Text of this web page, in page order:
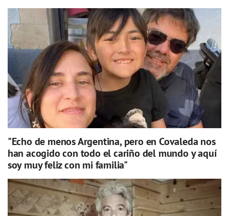
"Echo de menos Argentina, pero en Covaleda nos
han acogido con todo el cariño del mundo y aquí
soy muy feliz con mi familia"